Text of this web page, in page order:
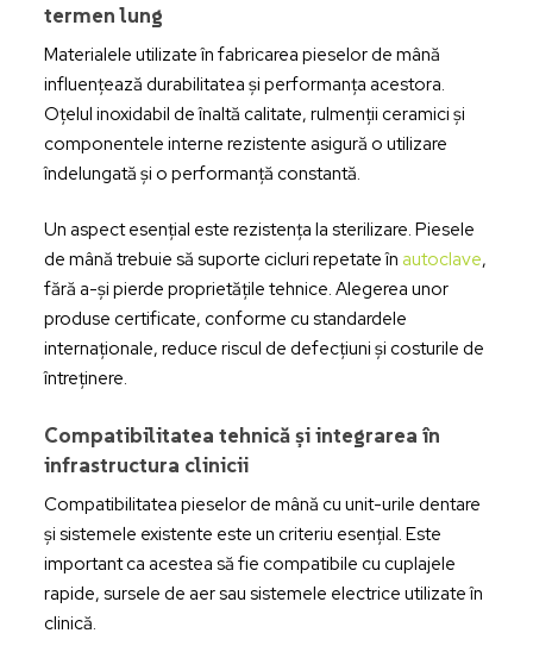
termen lung
Materialele utilizate în fabricarea pieselor de mână
influențează durabilitatea și performanța acestora.
Oțelul inoxidabil de înaltă calitate, rulmenții ceramici și
componentele interne rezistente asigură o utilizare
îndelungată și o performanță constantă.
Un aspect esențial este rezistența la sterilizare. Piesele
de mână trebuie să suporte cicluri repetate în autoclave,
fără a-și pierde proprietățile tehnice. Alegerea unor
produse certificate, conforme cu standardele
internaționale, reduce riscul de defecțiuni și costurile de
întreținere.
Compatibilitatea tehnică și integrarea în
infrastructura clinicii
Compatibilitatea pieselor de mână cu unit-urile dentare
și sistemele existente este un criteriu esențial. Este
important ca acestea să fie compatibile cu cuplajele
rapide, sursele de aer sau sistemele electrice utilizate în
clinică.